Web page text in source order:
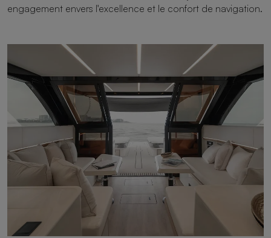
engagement envers l'excellence et le confort de navigation.